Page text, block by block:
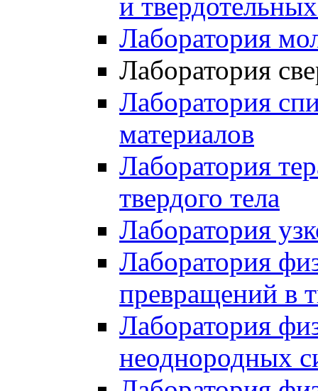
Лаборатория
Лаборатория
Лаборатория
материалов
Лаборатория
твердого тела
Лаборатория
Лаборатория
превращений в
Лаборатория
неоднородных